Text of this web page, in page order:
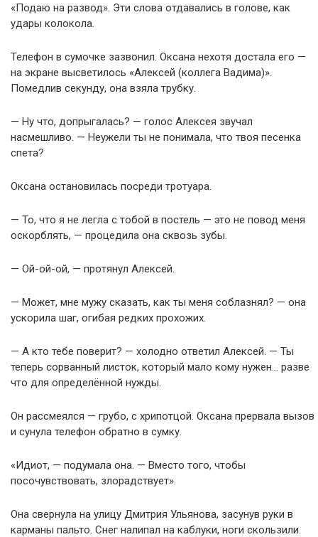
«Подаю на развод». Эти слова отдавались в голове, как
удары колокола.
Телефон в сумочке зазвонил. Оксана нехотя достала его —
на экране высветилось «Алексей (коллега Вадима)».
Помедлив секунду, она взяла трубку.
— Ну что, допрыгалась? — голос Алексея звучал
насмешливо. — Неужели ты не понимала, что твоя песенка
спета?
Оксана остановилась посреди тротуара.
— То, что я не легла с тобой в постель — это не повод меня
оскорблять, — процедила она сквозь зубы.
— Ой-ой-ой, — протянул Алексей.
— Может, мне мужу сказать, как ты меня соблазнял? — она
ускорила шаг, огибая редких прохожих.
— А кто тебе поверит? — холодно ответил Алексей. — Ты
теперь сорванный листок, который мало кому нужен… разве
что для определённой нужды.
Он рассмеялся — грубо, с хрипотцой. Оксана прервала вызов
и сунула телефон обратно в сумку.
«Идиот, — подумала она. — Вместо того, чтобы
посочувствовать, злорадствует».
Она свернула на улицу Дмитрия Ульянова, засунув руки в
карманы пальто. Снег налипал на каблуки, ноги скользили.